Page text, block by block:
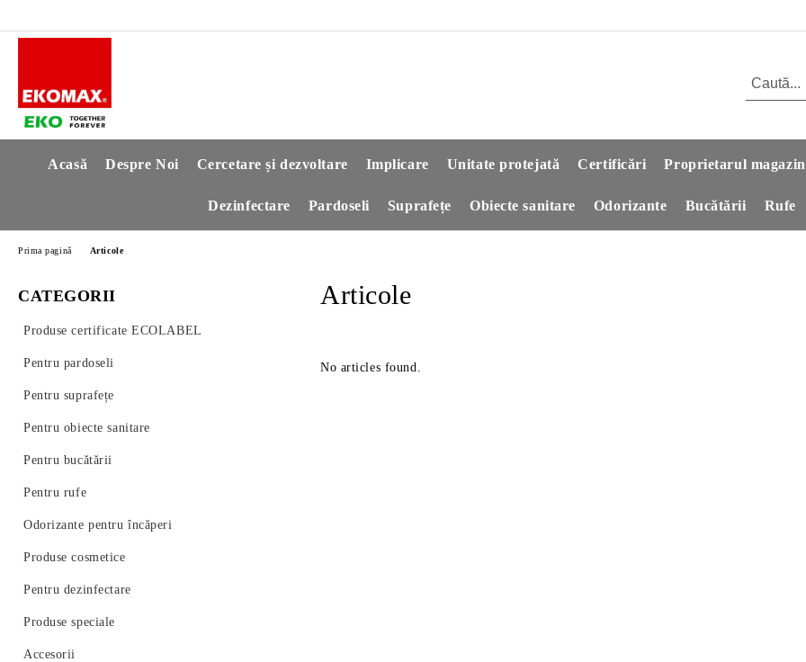
Acasă Despre Noi Cercetare și dezvoltare Implicare Unitate protejată Certificări Proprietarul
Dezinfectare Pardoseli Suprafețe Obiecte sanitare Odorizante Bucătării Rufe
CATEGORII
Produse certificate ECOLABEL
Pentru pardoseli
Pentru suprafețe
Pentru obiecte sanitare
Pentru bucătării
Pentru rufe
Odorizante pentru încăperi
Produse cosmetice
Pentru dezinfectare
Produse speciale
Accesorii
Prima pagină Articole
Articole
No articles found.